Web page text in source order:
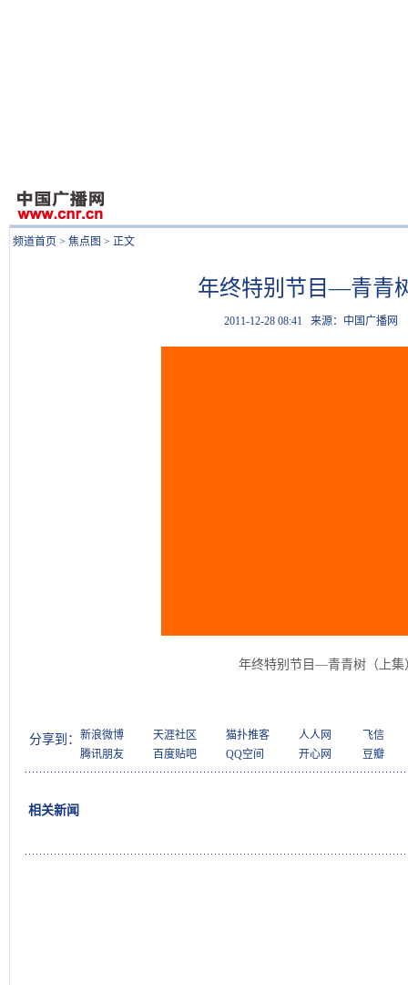
频道首页 > 焦点图 > 正文
年终特别节目—青青
2011-12-28 08:41 来源：中国广播网
年终特别节目—青青树（上集
分享到： 新浪微博
腾讯朋友
天涯社区
百度贴吧
猫扑推客
QQ空间
人人网
开心网
飞信
豆瓣
相关新闻